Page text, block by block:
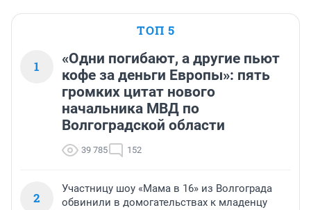
ТОП 5
1
«Одни погибают, а другие пьют
кофе за деньги Европы»: пять
громких цитат нового
начальника МВД по
Волгоградской области
39 785 152
2
Участницу шоу «Мама в 16» из Волгограда
обвинили в домогательствах к младенцу